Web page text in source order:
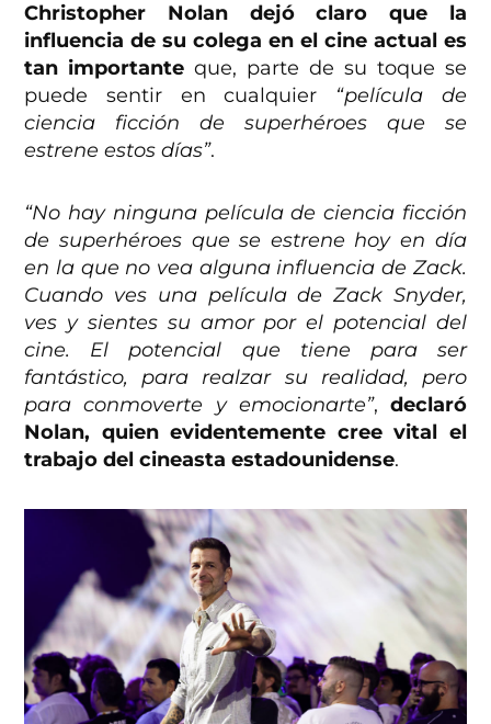
Christopher Nolan dejó claro que la
influencia de su colega en el cine actual es
tan importante que, parte de su toque se
puede sentir en cualquier “película de
ciencia ficción de superhéroes que se
estrene estos días”.
“No hay ninguna película de ciencia ficción
de superhéroes que se estrene hoy en día
en la que no vea alguna influencia de Zack.
Cuando ves una película de Zack Snyder,
ves y sientes su amor por el potencial del
cine. El potencial que tiene para ser
fantástico, para realzar su realidad, pero
para conmoverte y emocionarte”, declaró
Nolan, quien evidentemente cree vital el
trabajo del cineasta estadounidense.